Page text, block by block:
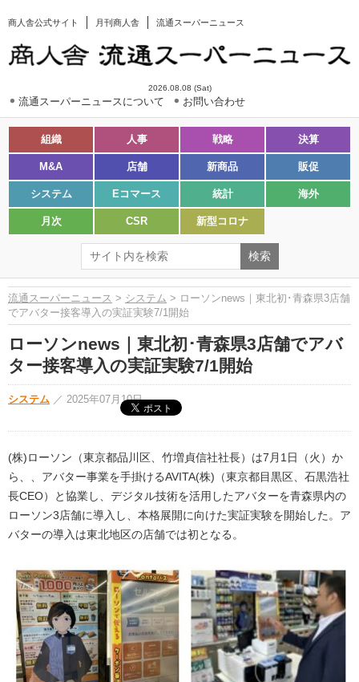
商人舎公式サイト 月刊商人舎 流通スーパーニュース
2026.08.08 (Sat)
流通スーパーニュースについて お問い合わせ
組織 人事 戦略 決算
M&A 店舗 新商品 販促
システム Eコマース 統計 海外
月次 CSR 新型コロナ
流通スーパーニュース > システム > ローソンnews｜東北初･青森県3店舗
でアバター接客導入の実証実験7/1開始
ローソンnews｜東北初･青森県3店舗でアバ
ター接客導入の実証実験7/1開始
システム ／ 2025年07月10日
(株)ローソン（東京都品川区、竹増貞信社社長）は7月1日（火）か
ら、、アバター事業を手掛けるAVITA(株)（東京都目黒区、石黒浩社
長CEO）と協業し、デジタル技術を活用したアバターを青森県内の
ローソン3店舗に導入し、本格展開に向けた実証実験を開始した。ア
バターの導入は東北地区の店舗では初となる。